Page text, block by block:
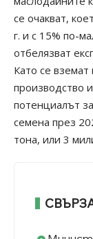
се очакват,
г. и с 15% по-
отбелязват
Като се
производство
потенциалът
семена през
тона, или 3